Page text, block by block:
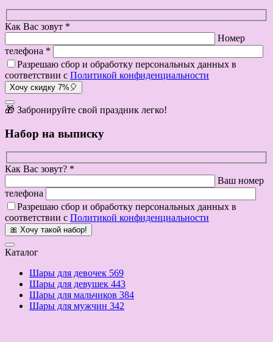
Как Вас зовут *
Номер
телефона *
Разрешаю сбор и обработку персональных данных в
соответствии с Политикой конфиденциальности
Хочу скидку 7%🎈
🎁 Забронируйте свой праздник легко!
Набор на выписку
Как Вас зовут? *
Ваш номер
телефона
Разрешаю сбор и обработку персональных данных в
соответствии с Политикой конфиденциальности
🎀 Хочу такой набор!
Каталог
Шары для девочек 569
Шары для девушек 443
Шары для мальчиков 384
Шары для мужчин 342